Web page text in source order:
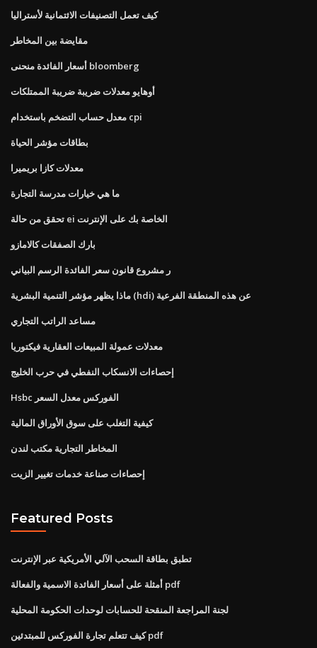
كيف تعمل التصنيفات الائتمانية لأستراليا
مقايضة بين المخاطر
أسعار الفائدة منحنى bloomberg
أوهايو معدلات ضريبة ضريبة الممتلكات
معدل حساب التضخم باستخدام cpi
بطاقات مؤشر الحياة
معدلات كازا بريميرا
ما هي خيارات مدرسة التجارة
تحقق من حالة ei الخاصة بك على الإنترنت
بارك الصفقات كالامازو
ر مشروع قانون سعر الفائدة الرسم البياني
ماذا يظهر مؤشر التنمية البشرية (hdi) عن هذه المنطقة الفرعية
مساعد الراتب التجاري
معدلات عمولة المبيعات العقارية فيكتوريا
إحصاءات الانسكاب النفطي في حرب الخليج
Hsbc الفوركس معدل السعر
كيفية التغلب على سوق الأوراق المالية
المخاطر التجارية مكتب لندن
إحصاءات صناعة خدمات تغيير الزيت
Featured Posts
تطبق بطاقة السحب الآلي الأمريكية عبر الإنترنت
أمثلة على أسعار الفائدة الاسمية والفعالة pdf
لجنة المراجعة المنقحة للحسابات لوحدات الحكومة المحلية
كيف تتعلم تجارة الفوركس للمبتدئين pdf